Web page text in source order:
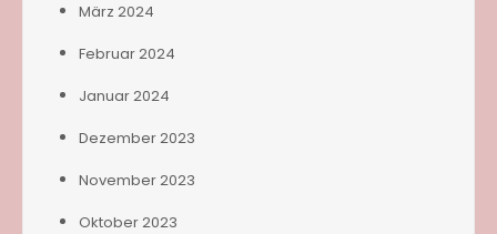
März 2024
Februar 2024
Januar 2024
Dezember 2023
November 2023
Oktober 2023